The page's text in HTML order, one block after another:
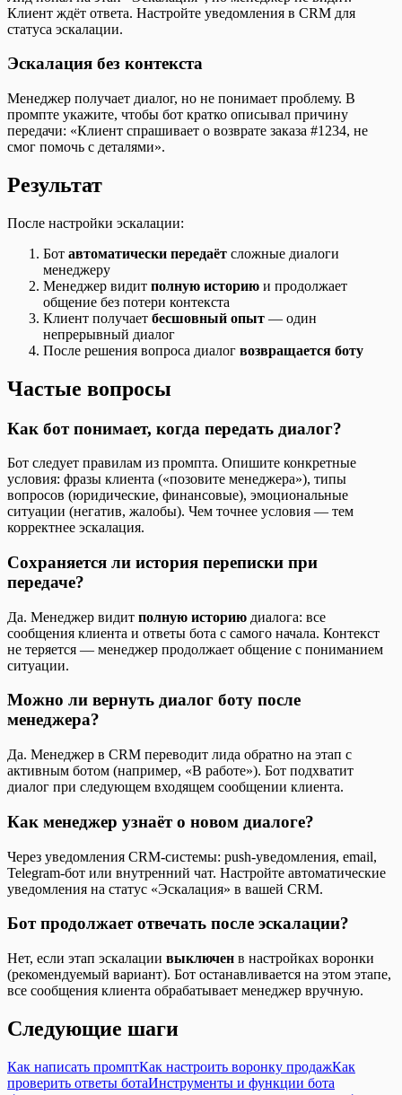
Клиент ждёт ответа. Настройте уведомления в CRM для
статуса эскалации.
Эскалация без контекста
Менеджер получает диалог, но не понимает проблему. В
промпте укажите, чтобы бот кратко описывал причину
передачи: «Клиент спрашивает о возврате заказа #1234, не
смог помочь с деталями».
Результат
После настройки эскалации:
Бот автоматически передаёт сложные диалоги
менеджеру
Менеджер видит полную историю и продолжает
общение без потери контекста
Клиент получает бесшовный опыт — один
непрерывный диалог
После решения вопроса диалог возвращается боту
Частые вопросы
Как бот понимает, когда передать диалог?
Бот следует правилам из промпта. Опишите конкретные
условия: фразы клиента («позовите менеджера»), типы
вопросов (юридические, финансовые), эмоциональные
ситуации (негатив, жалобы). Чем точнее условия — тем
корректнее эскалация.
Сохраняется ли история переписки при
передаче?
Да. Менеджер видит полную историю диалога: все
сообщения клиента и ответы бота с самого начала. Контекст
не теряется — менеджер продолжает общение с пониманием
ситуации.
Можно ли вернуть диалог боту после
менеджера?
Да. Менеджер в CRM переводит лида обратно на этап с
активным ботом (например, «В работе»). Бот подхватит
диалог при следующем входящем сообщении клиента.
Как менеджер узнаёт о новом диалоге?
Через уведомления CRM-системы: push-уведомления, email,
Telegram-бот или внутренний чат. Настройте автоматические
уведомления на статус «Эскалация» в вашей CRM.
Бот продолжает отвечать после эскалации?
Нет, если этап эскалации выключен в настройках воронки
(рекомендуемый вариант). Бот останавливается на этом этапе,
все сообщения клиента обрабатывает менеджер вручную.
Следующие шаги
Как написать промптКак настроить воронку продажКак
проверить ответы ботаИнструменты и функции бота